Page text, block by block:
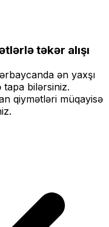
təkər alışı
ən yaxşı
tapa bilərsiniz.
qiymətləri müqayisə